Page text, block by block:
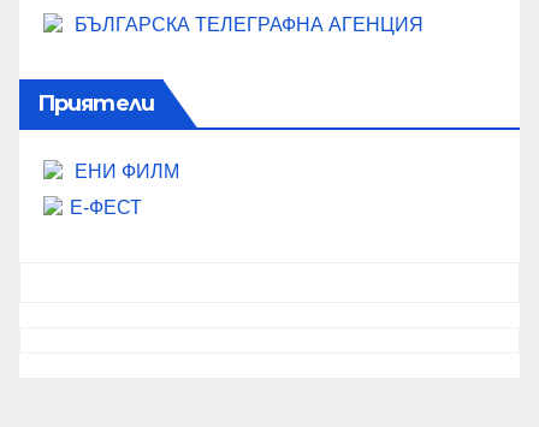
БЪЛГАРСКА ТЕЛЕГРАФНА АГЕНЦИЯ
Приятели
ЕНИ ФИЛМ
Е-ФЕСТ